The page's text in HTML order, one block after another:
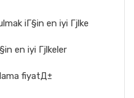
iГ§in en iyi Гјlke
en iyi Гјlkeler
fiyatД±